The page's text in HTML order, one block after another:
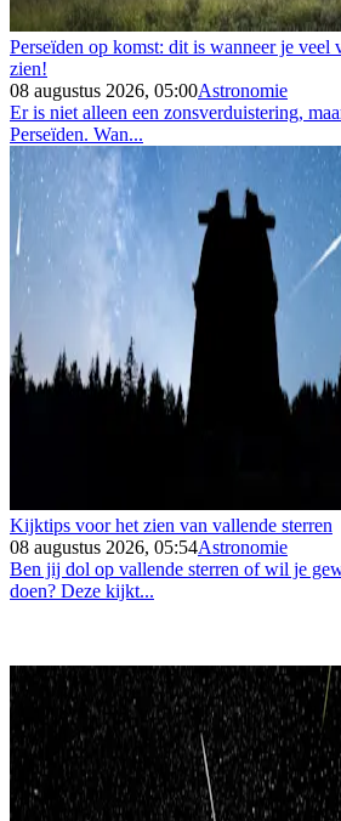
Perseïden op komst: dit is wanneer je veel
zien!
08 augustus 2026, 05:00Astronomie
Er is niet alleen een zonsverduistering,
Perseïden. Wan...
Kijktips voor het zien van vallende sterren
08 augustus 2026, 05:54Astronomie
Ben jij dol op vallende sterren of wil je
doen? Deze kijkt...